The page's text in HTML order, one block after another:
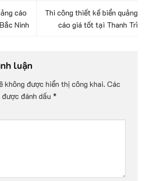
cáo
Ninh
Thi công thiết kế biển quảng
cáo giá tốt tại Thanh Trì
luận
không được hiển thị công khai. Các
đánh dấu *